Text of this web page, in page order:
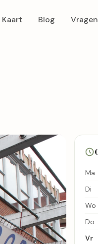
Kaart Blog
Ma
Di
Wo
Do
Vr